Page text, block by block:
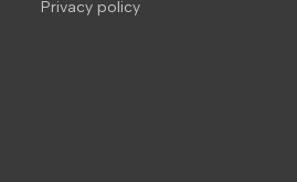
Privacy policy